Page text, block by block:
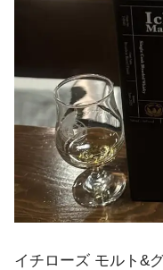
イチローズ モルト&